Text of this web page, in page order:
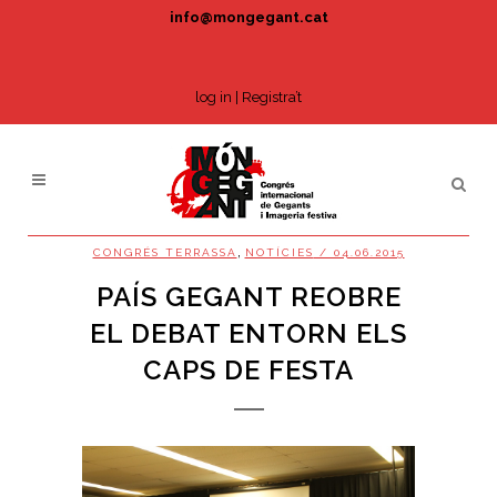
info@mongegant.cat
log in Registra’t
CONGRÉS TERRASSA NOTÍCIES / 04.06.2015
PAÍS GEGANT REOBRE
EL DEBAT ENTORN ELS
CAPS DE FESTA